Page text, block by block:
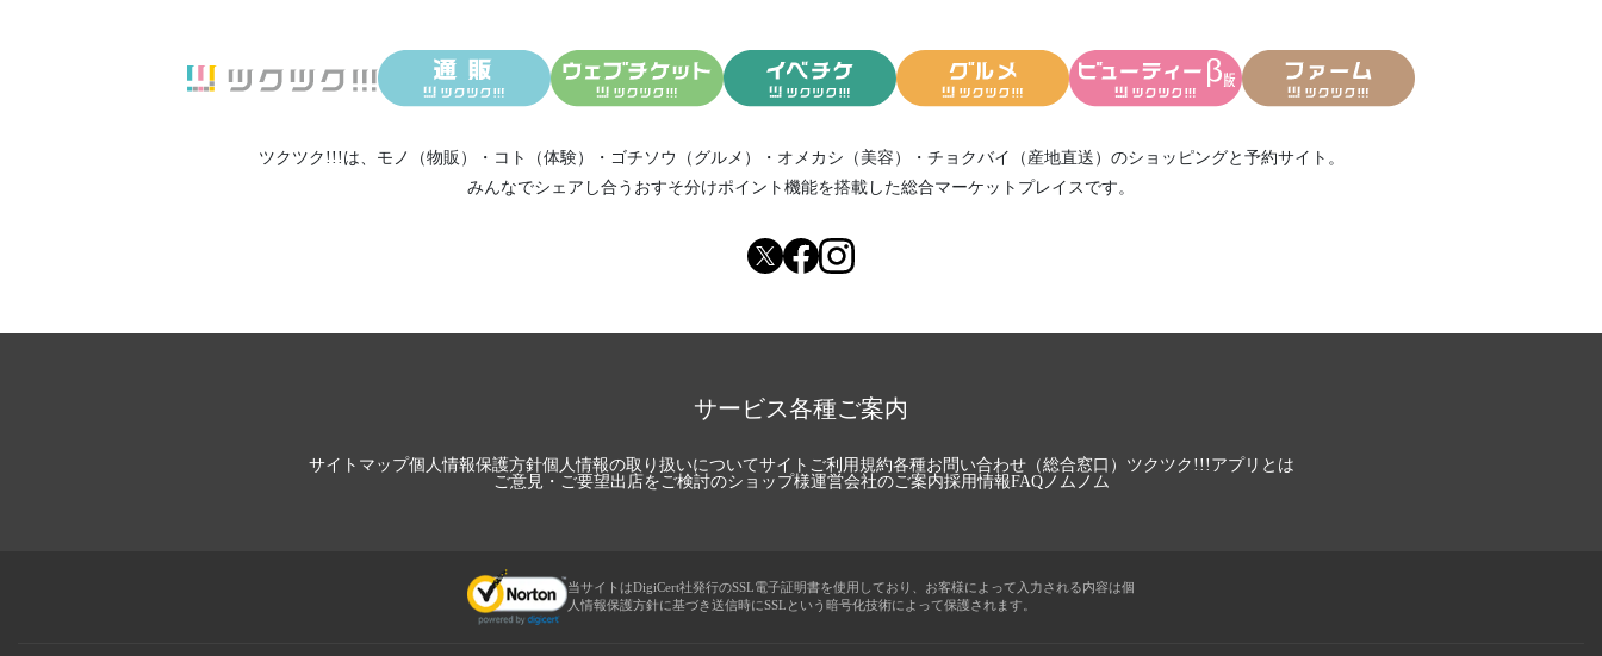
ツクツク!!!は、 モノ（物販） ・ コト（体験） ・ ゴチソウ（グルメ） ・ オメカシ（美容） ・ チョクバイ（産地直送） のショッピングと予約サイト。
みんなでシェアし合う おすそ分けポイント機能を搭載した総合マーケットプレイスです。
サービス各種ご案内
サイトマップ個人情報保護方針個人情報の取り扱いについてサイトご利用規約各種お問い合わせ（総合窓口） ツクツク!!!アプリとは
ご意見・ご要望出店をご検討のショップ様運営会社のご案内採用情報FAQノムノム
当サイトはDigiCert社発行のSSL電子証明書を使用しており、お客様によって入力される内容は個
人情報保護方針に基づき送信時にSSLという暗号化技術によって保護されます。